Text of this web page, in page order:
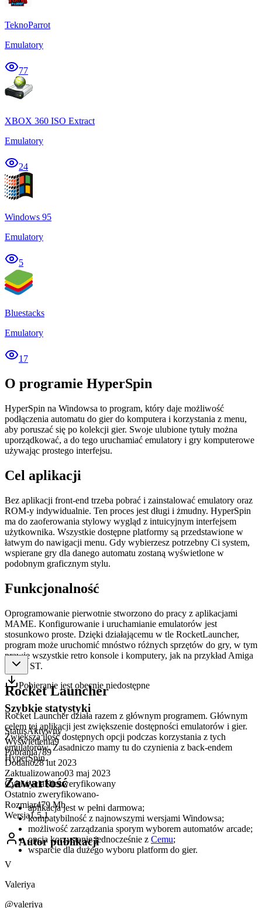
TeknoParrot
Emulatory
77
XBOX 360 ISO Extract
Emulatory
24
Windows 95
Emulatory
5
Bluestacks
Emulatory
17
O programie HyperSpin
HyperSpin na Windowsa to program, który daje możliwość
podłączenia automatu do gier do komputera i korzystania z menu,
aby poruszać się po kolekcji gier. Swoje ulubione tytuły można
uporządkować, a do tego uruchamiać emulatory i gry komputerowe
używając prostego interfejsu.
Cel aplikacji
Bez aplikacji front-end trzeba pobrać i zainstalować emulatory oraz
ROM-y indywidualnie. Ten proces jest długi i żmudny. HyperSpin
ma do zaoferowania stylowy wygląd z intuicyjnym interfejsem
użytkownika. Wszystkie dostępne platformy są przedstawione w
łatwym do nawigacji menu. Gdy wybierzesz potrzebny Ci system,
wspierane gry dla danego automatu zostaną wyświetlone w
podobnym graficznym stylu.
Funkcjonalność
Oprogramowanie pierwotnie stworzono do pracy z aplikacjami
MAME. Konfigurowanie i uruchamianie emulatorów jest
stosunkowo proste. Dzięki działającemu w tle RocketLauncher,
program może uruchomić mnóstwo różnych sprzętów do gry, w tym
prawie wszystkie retro konsole i komputery, jak na przykład Amiga
i Atari ST.
Rocket Launcher
Rocket Launcher działa razem z głównym programem. Głównym
celem tej aplikacji jest zwiększenie dostępności emulatorów i gier.
Zwiększa ilość dostępnych opcji podczas korzystania z tych
emulatorów. Zasadniczo mamy tu do czynienia z back-endem
HyperSpin.
Zawartość
aplikacja jest w pełni darmowa;
kompatybilność z najnowszymi wersjami Windowsa;
możliwość zarządzania sporym wyborem automatów arcade;
opcja korzystanie jednocześnie z Cemu;
wsparcie dla dużego wyboru platform do gier.
Pobieranie jest obecnie niedostępne
Szybkie statystyki
StatusAktywny
Wyświetlenia9
Pobrania789
Dodano28 lut 2023
Zaktualizowano03 maj 2023
Cykl życiaNiezweryfikowany
Ostatnio zweryfikowano-
Rozmiar479 Mb
Wersja1.5.1
Autor publikacji
V
Valeriya
@valeriya